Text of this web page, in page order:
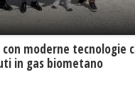
moderne tecnologie
in gas biometano